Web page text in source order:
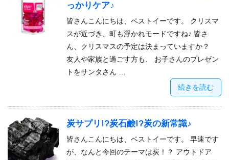
っかりケア♪
皆さんこんにちは、ベストイーです。 クリスマ
スが近づき、町も浮かれモードですね♪ 皆さ
ん、クリスマスの予定は決まっていますか？
友人や家族と過ごす方も、 お子さんのプレゼン
トをサンタさん …
続きを読む
炭サプリ!?炭石鹸!?炭の新常識♪
皆さんこんにちは、ベストイーです。 早速です
が、なんと今回のテーマは炭！？ アウトドア